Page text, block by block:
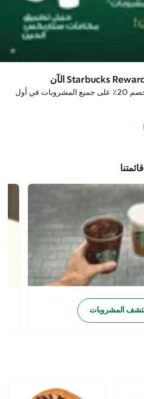
اشترك واحصل على خصم 20٪ على جميع المشروبات في أول
المشروبات